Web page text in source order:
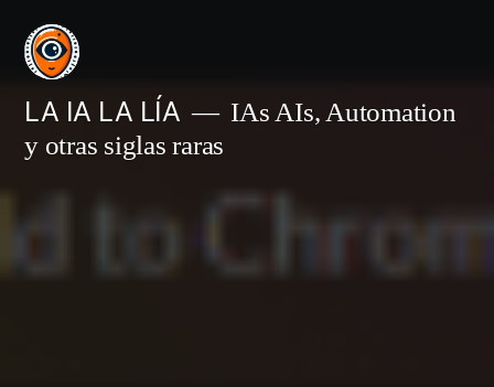
Saltar
contenido
LA IA LA LÍA
IAs AIs, Automation
y otras siglas raras